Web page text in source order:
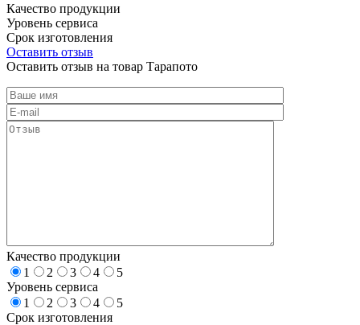
Качество продукции
Уровень сервиса
Срок изготовления
Оставить отзыв
Оставить отзыв на товар Тарапото
Качество продукции
1
2 3 4
5
Уровень сервиса
1
2 3 4
5
Срок изготовления